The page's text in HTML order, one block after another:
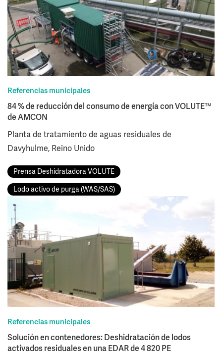
Referencias municipales
84 % de reducción del consumo de energía con VOLUTE™
de AMCON
Planta de tratamiento de aguas residuales de
Davyhulme, Reino Unido
Prensa Deshidratadora VOLUTE
Lodo activo de purga (WAS/SAS)
Referencias municipales
Solución en contenedores: Deshidratación de lodos
activados residuales en una EDAR de 4 820 PE